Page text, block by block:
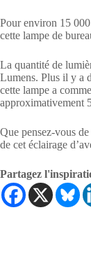
Pour environ 15
cette lampe de
La quantité de
Lumens. Plus il y a
cette lampe a
approximativement
Que pensez-vous
de cet éclairage
Partagez